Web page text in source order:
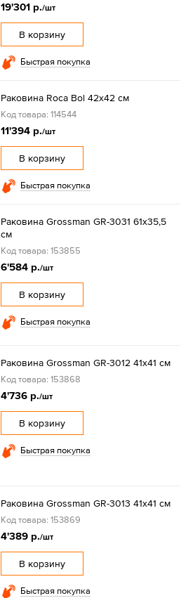
19'301 р./шт
В корзину
Быстрая покупка
Раковина Roca Bol 42x42 см
Код товара: 114544
11'394 р./шт
В корзину
Быстрая покупка
Раковина Grossman GR-3031 61х35,5
см
Код товара: 153855
6'584 р./шт
В корзину
Быстрая покупка
Раковина Grossman GR-3012 41х41 см
Код товара: 153868
4'736 р./шт
В корзину
Быстрая покупка
Раковина Grossman GR-3013 41х41 см
Код товара: 153869
4'389 р./шт
В корзину
Быстрая покупка